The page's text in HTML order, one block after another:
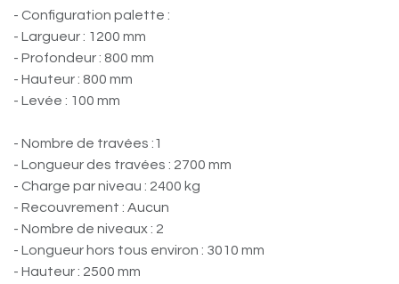
- Configuration palette :
- Largueur : 1200 mm
- Profondeur : 800 mm
- Hauteur : 800 mm
- Levée : 100 mm
- Nombre de travées :1
- Longueur des travées : 2700 mm
- Charge par niveau : 2400 kg
- Recouvrement : Aucun
- Nombre de niveaux : 2
- Longueur hors tous environ : 3010 mm
- Hauteur : 2500 mm